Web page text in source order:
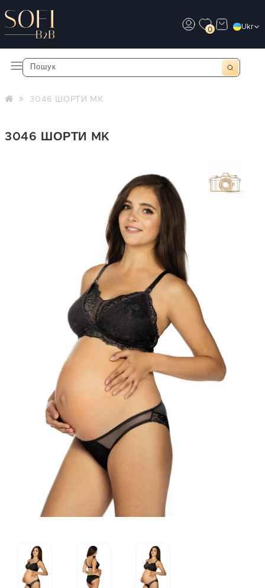
0 Ukr
3046 ШОРТИ MK
3046 ШОРТИ MK